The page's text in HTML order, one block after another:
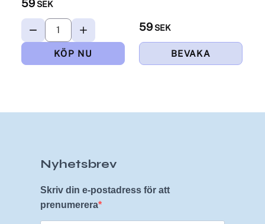
59 SEK
59 SEK
Nyhetsbrev
Skriv din e-postadress för att
prenumerera